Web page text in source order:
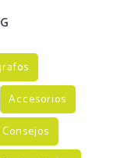
Accesorios
Consejos